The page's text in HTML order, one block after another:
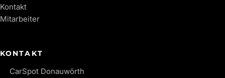
Kontakt
Mitarbeiter
KONTAKT
CarSpot Donauwörth